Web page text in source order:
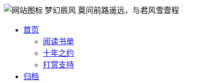
梦幻辰风 莫问前路遥远，与君风雪壹程
首页
阅读书单
十年之约
打赏支持
归档